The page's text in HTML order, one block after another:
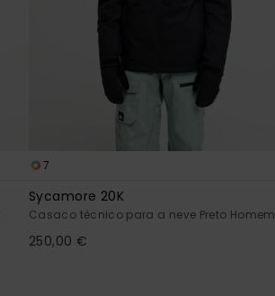
7
Sycamore 20K
Casaco técnico para a neve Preto Homem
250,00 €